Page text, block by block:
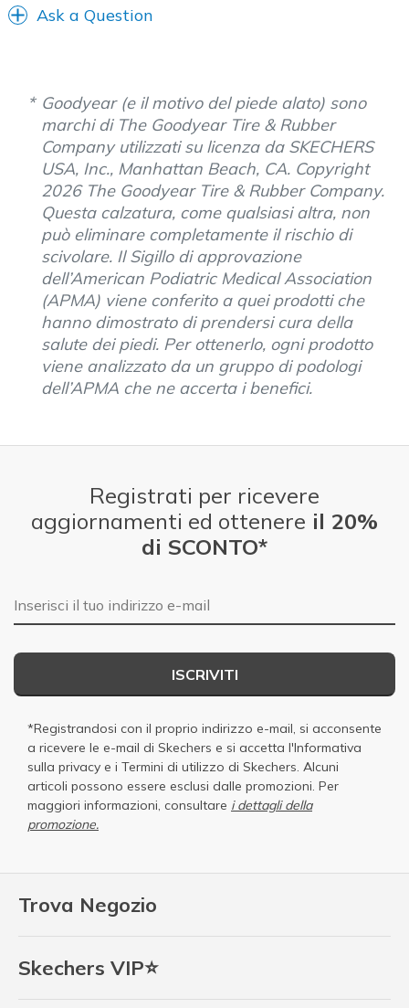
Ask a Question
Goodyear (e il motivo del piede alato) sono
marchi di The Goodyear Tire & Rubber
Company utilizzati su licenza da SKECHERS
USA, Inc., Manhattan Beach, CA. Copyright
2026 The Goodyear Tire & Rubber Company.
Questa calzatura, come qualsiasi altra, non
può eliminare completamente il rischio di
scivolare. Il Sigillo di approvazione
dell’American Podiatric Medical Association
(APMA) viene conferito a quei prodotti che
hanno dimostrato di prendersi cura della
salute dei piedi. Per ottenerlo, ogni prodotto
viene analizzato da un gruppo di podologi
dell’APMA che ne accerta i benefici.
Trova Negozio
Skechers VIP⭐
Registrati per ricevere
aggiornamenti ed ottenere il 20%
di SCONTO*
E-mail
ISCRIVITI
*Registrandosi con il proprio indirizzo e-mail, si acconsente
a ricevere le e-mail di Skechers e si accetta l'Informativa
sulla privacy e i Termini di utilizzo di Skechers. Alcuni
articoli possono essere esclusi dalle promozioni. Per
maggiori informazioni, consultare i dettagli della
promozione.